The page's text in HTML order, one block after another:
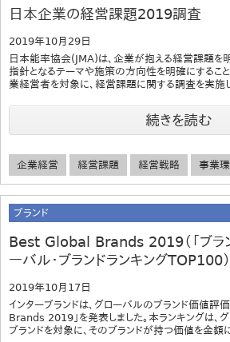
日本企業の経営課題2019調査
2019年10月29日
日本能率協会(JMA)は、企業が抱える経営課題を
指針となるテーマや施策の方向性を明確にするこ
業経営者を対象に、経営課題に関する調査を実施
続きを読む
企業経営 経営課題 経営戦略 事業
ブランド
Best Global Brands 2019（「ブラ
ーバル・ブランドランキングTOP100）
2019年10月17日
インターブランドは、グローバルのブランド価値評
Brands 2019」を発表しました。本ランキングは、
ブランドを対象に、そのブランドが持つ価値を金額